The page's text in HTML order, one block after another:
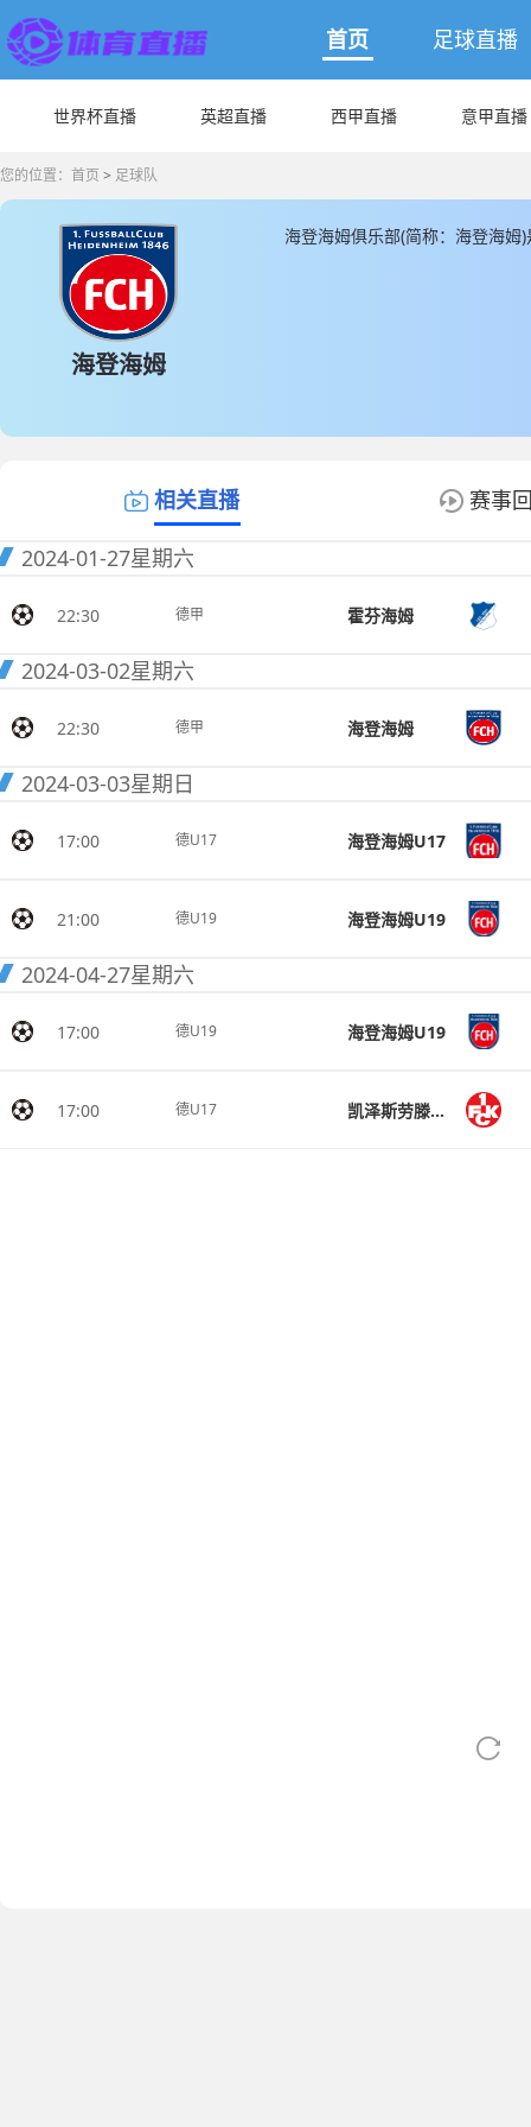
首页 足球直播
世界杯直播 英超直播 西甲直播 意甲直播
您的位置： 首页 > 足球队
海登海姆
海登海姆俱乐部(简称：海登海
相关直播 赛事
2024-01-27星期六
22:30 德甲 霍芬海姆
2024-03-02星期六
22:30 德甲 海登海姆
2024-03-03星期日
17:00 德U17 海登海姆U17
21:00 德U19 海登海姆U19
2024-04-27星期六
17:00 德U19 海登海姆U19
17:00 德U17 凯泽斯劳滕U17